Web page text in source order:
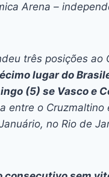
Arena –
três posições ao
lugar do
(5) se Vasco e
entre o Cruzmaltino
no Rio de